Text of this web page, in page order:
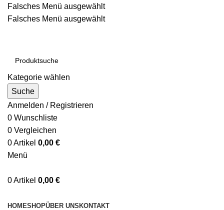
Falsches Menü ausgewählt
Falsches Menü ausgewählt
Kategorie wählen
Suche
Anmelden / Registrieren
0 Wunschliste
0 Vergleichen
0Artikel 0,00 €
Menü
0Artikel 0,00 €
HOMESHOPÜBER UNS KONTAKT